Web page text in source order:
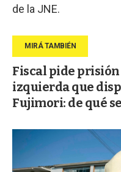
de la JNE.
Fiscal pide
izquierda que
Fujimori: de qué